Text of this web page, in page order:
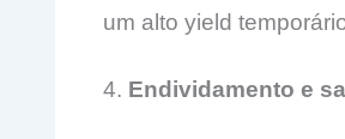
um alto yield
4. Endividamento e